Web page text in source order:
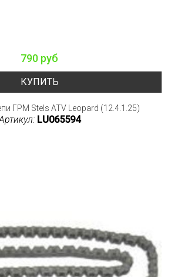
790 руб
КУПИТЬ
ГРМ Stels ATV Leopard (12.4.1.25)
LU065594